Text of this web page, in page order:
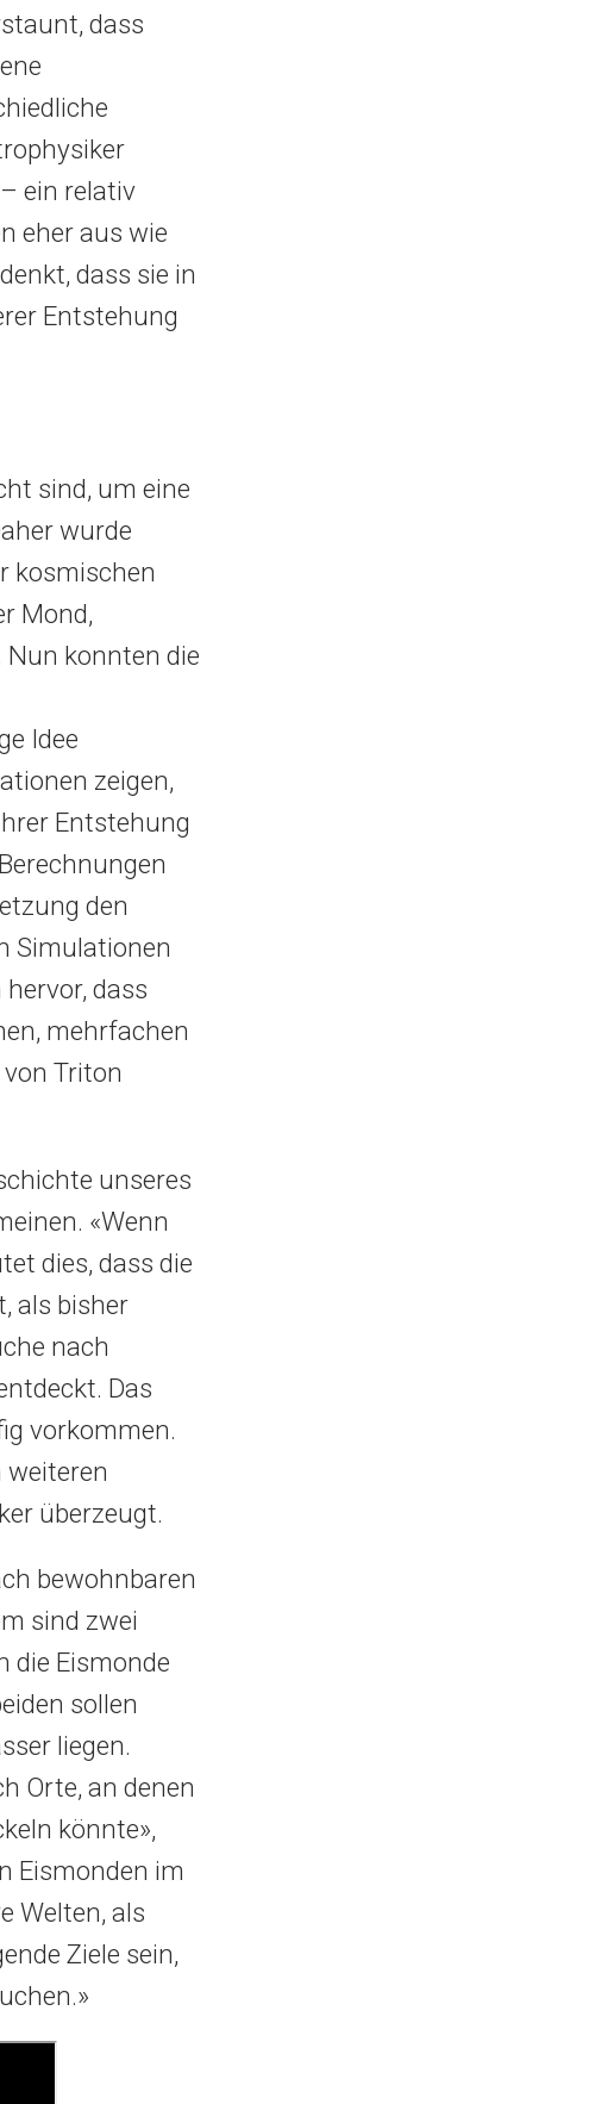
dass
ein relativ
eher aus wie
dass sie in
Entstehung
sind, um eine
wurde
kosmischen
Mond,
Nun konnten die
Idee
zeigen,
Entstehung
den
Simulationen
dass
mehrfachen
Triton
unseres
«Wenn
dies, dass die
als bisher
nach
Das
vorkommen.
überzeugt.
bewohnbaren
sind zwei
die Eismonde
sollen
liegen.
Orte, an denen
könnte»,
Eismonden im
Welten, als
Ziele sein,